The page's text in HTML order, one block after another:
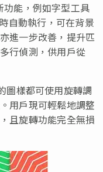
能，例如字型工具
自動執行，可在背景
進一步改善，提升匹
行偵測，供用戶從
圖樣都可使用旋轉調
用戶現可輕鬆地調整
且旋轉功能完全無損